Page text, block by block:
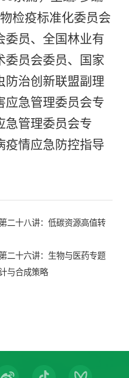
检疫标准化委员会
委员、全国林业有
委员会委员、国家
防治创新联盟副理
应急管理委员会专
急管理委员会专
疫情应急防控指导
二十八讲：低碳资源高值转
二十六讲：生物与医药专题
与合成策略